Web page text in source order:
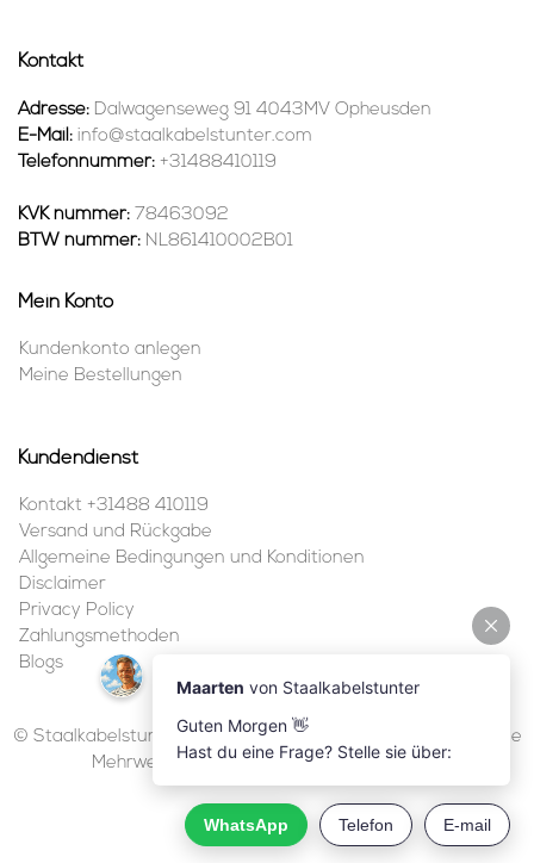
Kontakt
Adresse: Dalwagenseweg 91 4043MV Opheusden
E-Mail: info@staalkabelstunter.com
Telefonnummer: +31488410119
KVK nummer: 78463092
BTW nummer: NL861410002B01
Mein Konto
Kundenkonto anlegen
Meine Bestellungen
Kundendienst
Kontakt +31488 410119
Versand und Rückgabe
Allgemeine Bedingungen und Konditionen
Disclaimer
Privacy Policy
Zahlungsmethoden
Blogs
© Staalkabelstunter | 2026 | Alle Preise sind in Euro inklusive
Mehrwertsteuer und ohne Versandkosten.